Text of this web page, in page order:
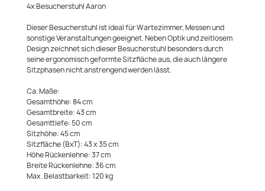
4x Besucherstuhl Aaron
Dieser Besucherstuhl ist ideal für Wartezimmer, Messen und
sonstige Veranstaltungen geeignet. Neben Optik und zeitlosem
Design zeichnet sich dieser Besucherstuhl besonders durch
seine ergonomisch geformte Sitzfläche aus, die auch längere
Sitzphasen nicht anstrengend werden lässt.
Ca. Maße:
Gesamthöhe: 84 cm
Gesamtbreite: 43 cm
Gesamttiefe: 50 cm
Sitzhöhe: 45 cm
Sitzfläche (BxT): 43 x 35 cm
Höhe Rückenlehne: 37 cm
Breite Rückenlehne: 36 cm
Max. Belastbarkeit: 120 kg